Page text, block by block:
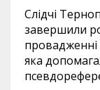
Слідчі
завершили
провадженні
яка